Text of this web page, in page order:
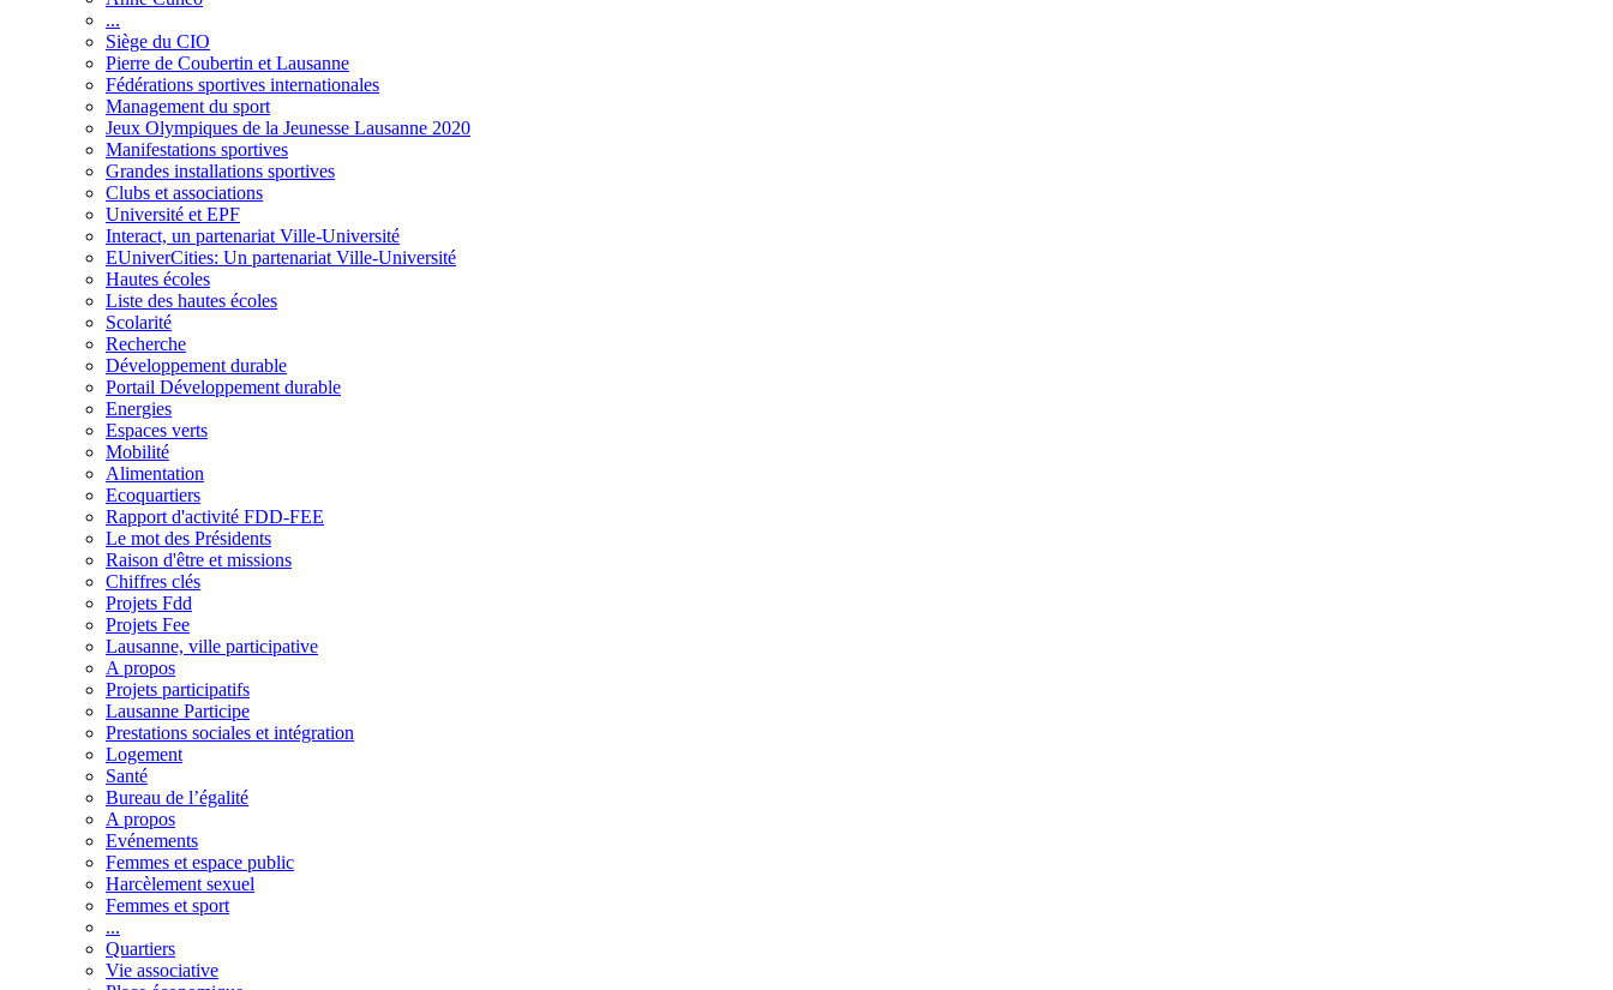
...
Siège du CIO
Pierre de Coubertin et Lausanne
Fédérations sportives internationales
Management du sport
Jeux Olympiques de la Jeunesse Lausanne 2020
Manifestations sportives
Grandes installations sportives
Clubs et associations
Université et EPF
Interact, un partenariat Ville-Université
EUniverCities: Un partenariat Ville-Université
Hautes écoles
Liste des hautes écoles
Scolarité
Recherche
Développement durable
Portail Développement durable
Energies
Espaces verts
Mobilité
Alimentation
Ecoquartiers
Rapport d'activité FDD-FEE
Le mot des Présidents
Raison d'être et missions
Chiffres clés
Projets Fdd
Projets Fee
Lausanne, ville participative
A propos
Projets participatifs
Lausanne Participe
Prestations sociales et intégration
Logement
Santé
Bureau de l’égalité
A propos
Evénements
Femmes et espace public
Harcèlement sexuel
Femmes et sport
...
Quartiers
Vie associative